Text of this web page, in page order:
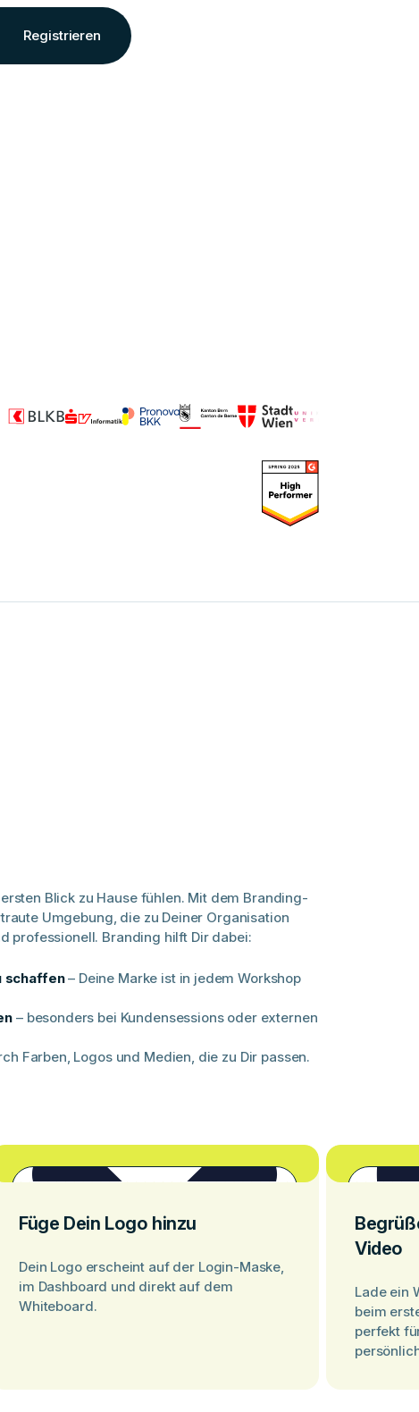
Registrieren
Blick zu Hause fühlen. Mit dem Branding-
Umgebung, die zu Deiner Organisation
professionell. Branding hilft Dir dabei:
schaffen– Deine Marke ist in jedem Workshop
– besonders bei Kundensessions oder externen
Farben, Logos und Medien, die zu Dir passen.
Füge Dein Logo hinzu
Dein Logo erscheint auf der Login-Maske,
im Dashboard und direkt auf dem
Whiteboard.
Video
Lade ein
beim
perfekt